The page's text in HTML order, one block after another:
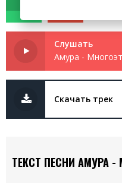
Слушать
Амура -
Скачать трек
ТЕКСТ ПЕСНИ АМУРА